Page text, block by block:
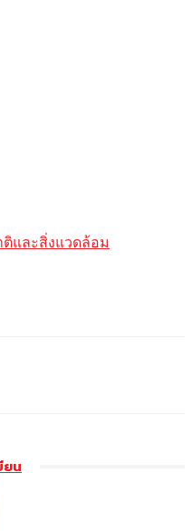
และสิ่งแวดล้อม
ยน